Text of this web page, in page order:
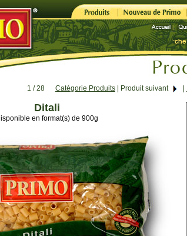
1 / 28 Catégorie Produits Produit suivant
Ditali
en format(s) de 900g